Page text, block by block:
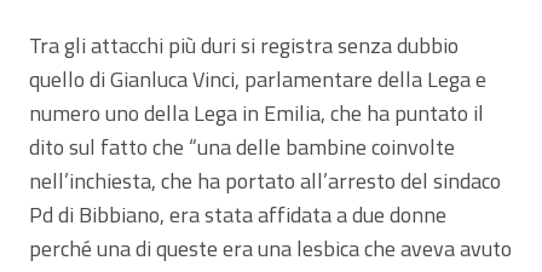
Tra gli attacchi più duri si registra senza dubbio
quello di Gianluca Vinci, parlamentare della Lega e
numero uno della Lega in Emilia, che ha puntato il
dito sul fatto che “una delle bambine coinvolte
nell’inchiesta, che ha portato all’arresto del sindaco
Pd di Bibbiano, era stata affidata a due donne
perché una di queste era una lesbica che aveva avuto